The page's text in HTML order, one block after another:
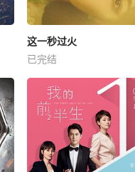
这一秒过火
已完结